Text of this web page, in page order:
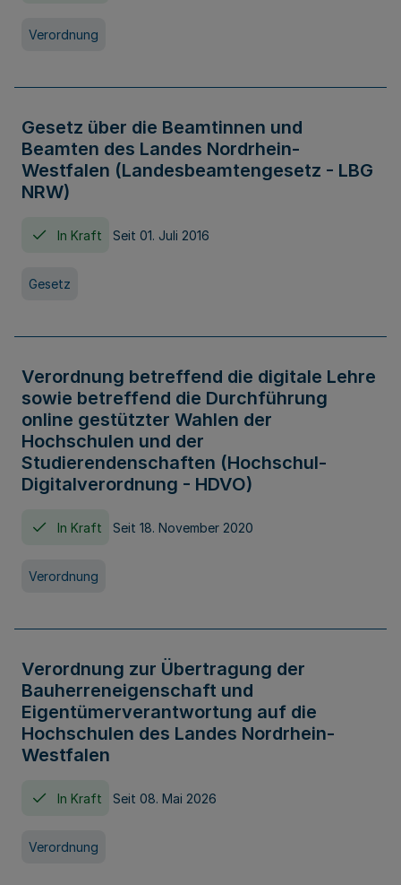
Verordnung
Gesetz über die Beamtinnen und
Beamten des Landes Nordrhein-
Westfalen (Landesbeamtengesetz - LBG
NRW)
In Kraft Seit 01. Juli 2016
Gesetz
Verordnung betreffend die digitale Lehre
sowie betreffend die Durchführung
online gestützter Wahlen der
Hochschulen und der
Studierendenschaften (Hochschul-
Digitalverordnung - HDVO)
In Kraft Seit 18. November 2020
Verordnung
Verordnung zur Übertragung der
Bauherreneigenschaft und
Eigentümerverantwortung auf die
Hochschulen des Landes Nordrhein-
Westfalen
In Kraft Seit 08. Mai 2026
Verordnung